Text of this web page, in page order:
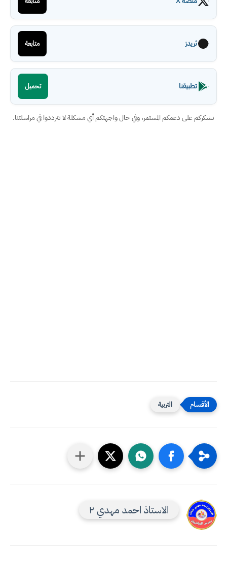
ثريدز متابعة
تطبيقنا تحميل
نشكركم على دعمكم المستمر، وفي حال واجهتكم أي مشكلة لا تترددوا في مراسلتنا.
التربية
الاستاذ احمد مهدي ٢